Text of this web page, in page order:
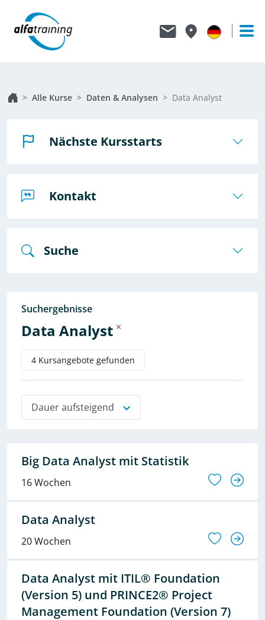
Alle Kurse Daten & Analysen Data Analyst
Nächste Kursstarts
Suche
Kontakt
Suchergebnisse
Data Analyst
4 Kursangebote gefunden
Dauer aufsteigend
Big Data Analyst mit Statistik
16 Wochen
Data Analyst
20 Wochen
Data Analyst mit ITIL® Foundation
(Version 5) und PRINCE2® Project
Management Foundation (Version 7)